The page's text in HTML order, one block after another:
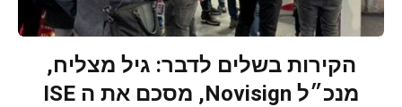
הקירות בשלים לדבר: גיל מצליח,
מנכ״ל Novisign, מסכם את ה ISE